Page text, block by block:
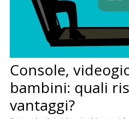
Console,
bambini: quali
vantaggi?